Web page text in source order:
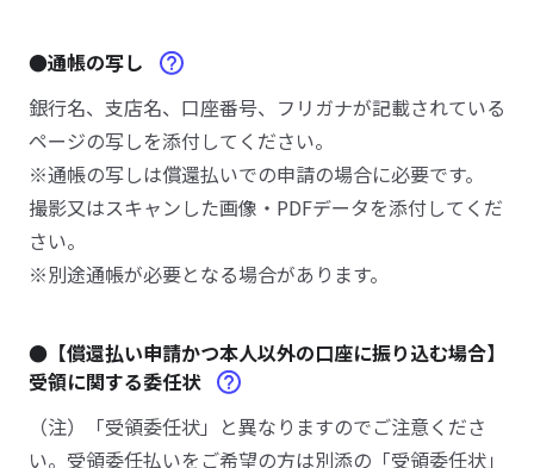
●通帳の写し
銀行名、支店名、口座番号、フリガナが記載されている
ページの写しを添付してください。
※通帳の写しは償還払いでの申請の場合に必要です。
撮影又はスキャンした画像・PDFデータを添付してくだ
さい。
※別途通帳が必要となる場合があります。
●【償還払い申請かつ本人以外の口座に振り込む場合】
受領に関する委任状
（注）「受領委任状」と異なりますのでご注意くださ
い。受領委任払いをご希望の方は別添の「受領委任状」